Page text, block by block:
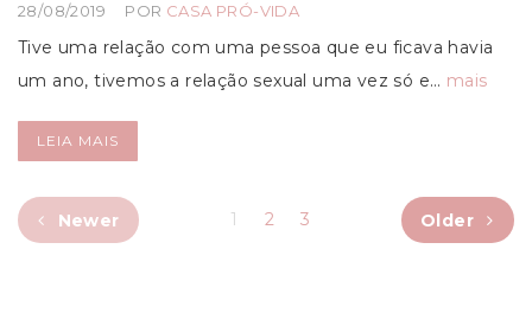
28/08/2019 POR CASA PRÓ-VIDA
Tive uma relação com uma pessoa que eu ficava havia
um ano, tivemos a relação sexual uma vez só e… mais
LEIA MAIS
Newer 1 2 3 Older